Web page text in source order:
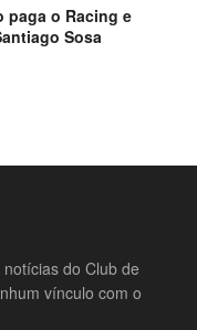
paga o Racing e
Sosa
do Club de
vínculo com o